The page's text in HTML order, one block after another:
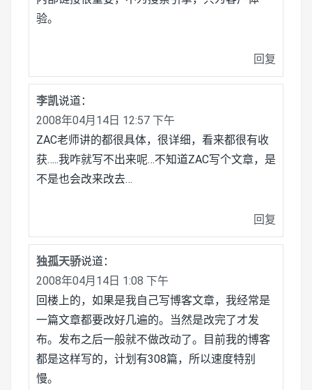
验。
回复
李凯说道：
2008年04月14日 12:57 下午
ZAC老师讲的都很具体，很详细，看来都很有收
获…..我咋就写不出来呢…不知道ZAC写个文章，是
不是也会改来改去…
回复
独孤天骄说道：
2008年04月14日 1:08 下午
回楼上的，如果是我自己写博客文章，我经常是
一篇文章都要改好几遍的。当然是改完了才发
布。发布之后一般就不做改动了。目前我的博客
都是这样写的，计划有308篇，所以速度特别
慢。